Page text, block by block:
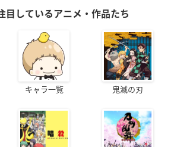
目しているアニメ・作品たち
キャラ一覧 鬼滅の刃